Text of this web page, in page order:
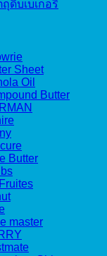
ถุดิบเบเกอรี่
Sheet
Oil
Butter
Butter
master